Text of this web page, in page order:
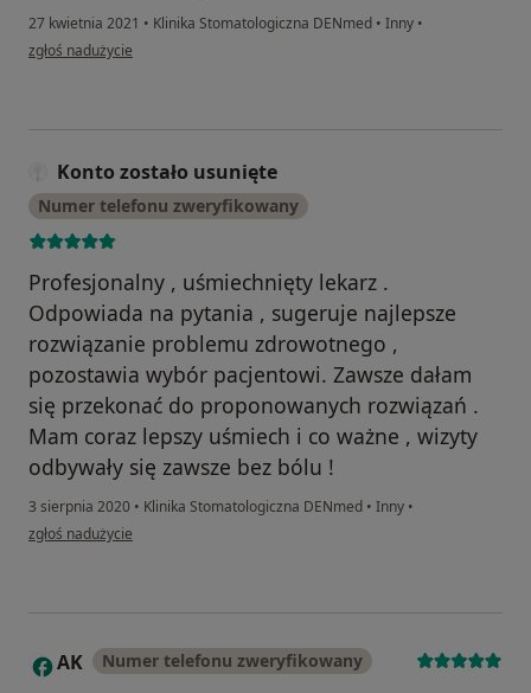
27 kwietnia 2021 • Klinika Stomatologiczna DENmed • Inny •
w opinii użytkownika I.S.
zgłoś nadużycie
Konto zostało usunięte
Numer telefonu zweryfikowany
Profesjonalny , uśmiechnięty lekarz .
Odpowiada na pytania , sugeruje najlepsze
rozwiązanie problemu zdrowotnego ,
pozostawia wybór pacjentowi. Zawsze dałam
się przekonać do proponowanych rozwiązań .
Mam coraz lepszy uśmiech i co ważne , wizyty
odbywały się zawsze bez bólu !
3 sierpnia 2020 • Klinika Stomatologiczna DENmed • Inny •
w opinii użytkownika Konto zostało usunięte
zgłoś nadużycie
A AK Numer telefonu zweryfikowany